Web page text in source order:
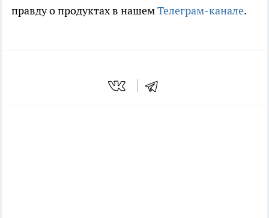
правду о продуктах в нашемТелеграм-канале.